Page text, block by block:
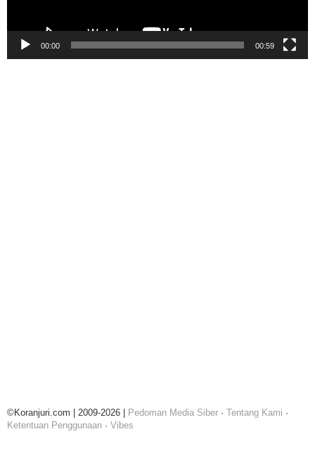
00:00 00:59
©Koranjuri.com | 2009-2026 | Pedoman Media Siber · Tentang Kami ·
Ketentuan Penggunaan · Vibes